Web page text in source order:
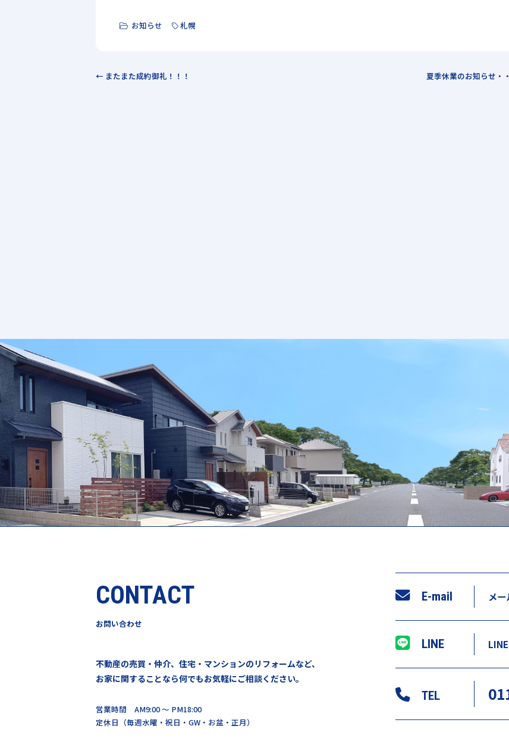
お知らせ 札幌
← またまた成約御礼！！！ 夏季休業のお知らせ・
CONTACT
お問い合わせ
不動産の売買・仲介、住宅・マンションのリフォームなど、
お家に関することなら何でもお気軽にご相談ください。
営業時間 AM9:00 ～ PM18:00
定休日（毎週水曜・祝日・GW・お盆・正月）
E-mail メ
LINE
TEL